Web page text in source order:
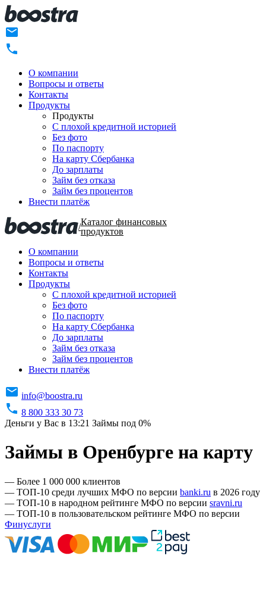
О компании
Вопросы и ответы
Контакты
Продукты
Продукты
C плохой кредитной историей
Без фото
По паспорту
На карту Сбербанка
До зарплаты
Займ без отказа
Займ без процентов
Внести платёж
/Каталог финансовых
продуктов
О компании
Вопросы и ответы
Контакты
Продукты
C плохой кредитной историей
Без фото
По паспорту
На карту Сбербанка
До зарплаты
Займ без отказа
Займ без процентов
Внести платёж
info@boostra.ru
8 800 333 30 73
Деньги у Вас в 13:21 Займы под 0%
Займы в Оренбурге на карту
— Более 1 000 000 клиентов
— ТОП-10 среди лучших МФО по версии banki.ru в 2026 году
— ТОП-10 в народном рейтинге МФО по версии sravni.ru
— ТОП-10 в пользовательском рейтинге МФО по версии
Финуслуги